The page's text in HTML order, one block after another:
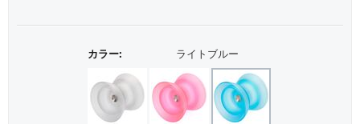
カラー: ライトブルー